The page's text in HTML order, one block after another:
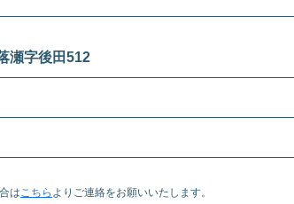
瀬字後田512
はこちら より ご連絡をお願いいたします。